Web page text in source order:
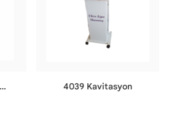
4039 Kavitasyon